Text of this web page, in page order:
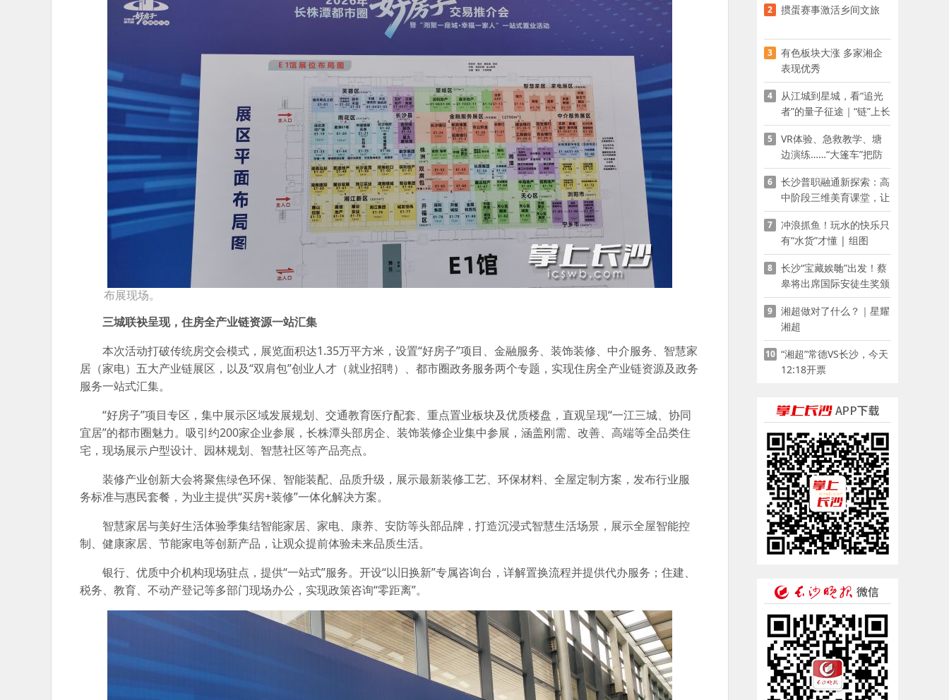
布展现场。
三城联袂呈现，住房全产业链资源一站汇集
本次活动打破传统房交会模式，展览面积达1.35万平方米，设置“好房子”项目、金融服务、装饰装修、中介服务、智慧家
居（家电）五大产业链展区，以及“双肩包”创业人才（就业招聘）、都市圈政务服务两个专题，实现住房全产业链资源及政务
服务一站式汇集。
“好房子”项目专区，集中展示区域发展规划、交通教育医疗配套、重点置业板块及优质楼盘，直观呈现“一江三城、协同
宜居”的都市圈魅力。吸引约200家企业参展，长株潭头部房企、装饰装修企业集中参展，涵盖刚需、改善、高端等全品类住
宅，现场展示户型设计、园林规划、智慧社区等产品亮点。
装修产业创新大会将聚焦绿色环保、智能装配、品质升级，展示最新装修工艺、环保材料、全屋定制方案，发布行业服
务标准与惠民套餐，为业主提供“买房+装修”一体化解决方案。
智慧家居与美好生活体验季集结智能家居、家电、康养、安防等头部品牌，打造沉浸式智慧生活场景，展示全屋智能控
制、健康家居、节能家电等创新产品，让观众提前体验未来品质生活。
银行、优质中介机构现场驻点，提供“一站式”服务。开设“以旧换新”专属咨询台，详解置换流程并提供代办服务；住建、
税务、教育、不动产登记等多部门现场办公，实现政策咨询“零距离”。
2 掼蛋赛事激活乡间文旅
3
有色板块大涨 多家湘企
表现优秀
4
从江城到星城，看“追光
者”的量子征途｜“链”上长
沙 “才”够硬核
5
VR体验、急救教学、塘
边演练……“大篷车”把防
溺水课堂搬到乡村青少年
家门口
6
长沙普职融通新探索：高
中阶段三维美育课堂，让
少年向美而生
7
冲浪抓鱼！玩水的快乐只
有“水货”才懂 | 组图
8
长沙“宝藏娭毑”出发！蔡
皋将出席国际安徒生奖颁
奖典礼并领奖
9
湘超做对了什么？｜星耀
湘超
10 “湘超”常德VS长沙，今天
12:18开票